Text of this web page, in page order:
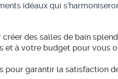
idéaux qui
des salles de bain
et à votre budget pour vous
pour garantir la satisfaction